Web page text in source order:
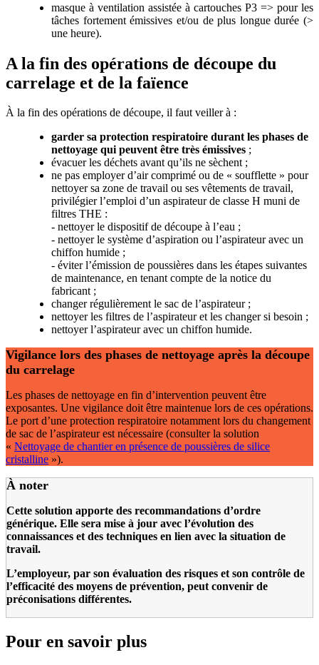
masque à ventilation assistée à cartouches P3 => pour les
tâches fortement émissives et/ou de plus longue durée (>
une heure).
A la fin des opérations de découpe du
carrelage et de la faïence
À la fin des opérations de découpe, il faut veiller à :
garder sa protection respiratoire durant les phases de
nettoyage qui peuvent être très émissives ;
évacuer les déchets avant qu’ils ne sèchent ;
ne pas employer d’air comprimé ou de « soufflette » pour
nettoyer sa zone de travail ou ses vêtements de travail,
privilégier l’emploi d’un aspirateur de classe H muni de
filtres THE :
- nettoyer le dispositif de découpe à l’eau ;
- nettoyer le système d’aspiration ou l’aspirateur avec un
chiffon humide ;
- éviter l’émission de poussières dans les étapes suivantes
de maintenance, en tenant compte de la notice du
fabricant ;
changer régulièrement le sac de l’aspirateur ;
nettoyer les filtres de l’aspirateur et les changer si besoin ;
nettoyer l’aspirateur avec un chiffon humide.
Vigilance lors des phases de nettoyage après la découpe
du carrelage
Les phases de nettoyage en fin d’intervention peuvent être
exposantes. Une vigilance doit être maintenue lors de ces opérations.
Le port d’une protection respiratoire notamment lors du changement
de sac de l’aspirateur est nécessaire (consulter la solution
« Nettoyage de chantier en présence de poussières de silice
cristalline »).
À noter
Cette solution apporte des recommandations d’ordre
générique. Elle sera mise à jour avec l’évolution des
connaissances et des techniques en lien avec la situation de
travail.
L’employeur, par son évaluation des risques et son contrôle de
l’efficacité des moyens de prévention, peut convenir de
préconisations différentes.
Pour en savoir plus